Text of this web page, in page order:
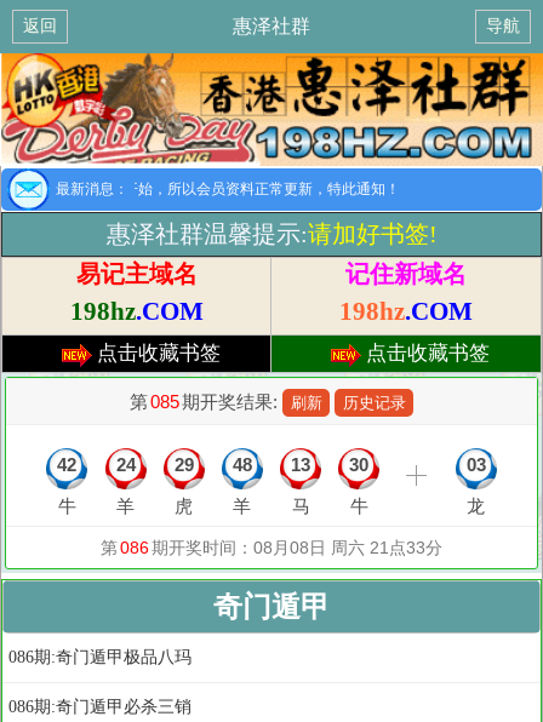
返回 惠泽社群 导航
最新消息：
示：8月1日开始，所以会员资料正常更新，特此通知！
惠泽社群温馨提示:请加好书签!
易记主域名
198hz.COM
记住新域名
198hz.COM
点击收藏书签 点击收藏书签
奇门遁甲
086期:奇门遁甲极品八玛
086期:奇门遁甲必杀三销